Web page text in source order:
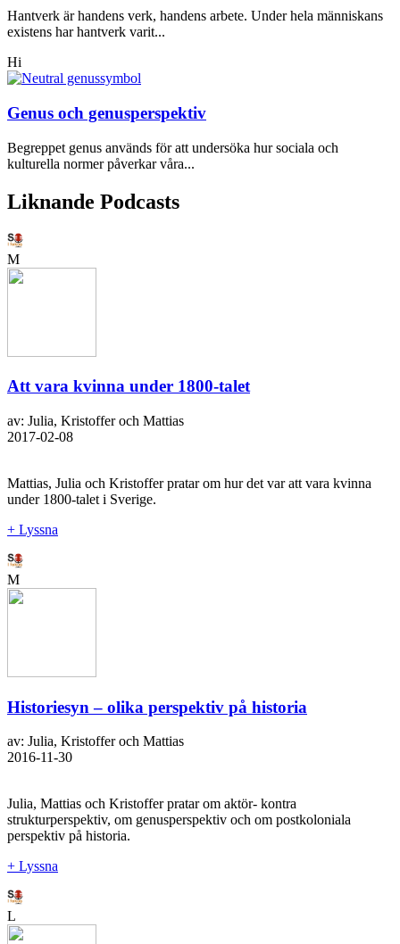
Hantverk är handens verk, handens arbete. Under hela människans
existens har hantverk varit...
Hi
Genus och genusperspektiv
Begreppet genus används för att undersöka hur sociala och
kulturella normer påverkar våra...
Liknande Podcasts
M
Att vara kvinna under 1800-talet
av: Julia, Kristoffer och Mattias
2017-02-08
Mattias, Julia och Kristoffer pratar om hur det var att vara kvinna
under 1800-talet i Sverige.
+ Lyssna
M
Historiesyn – olika perspektiv på historia
av: Julia, Kristoffer och Mattias
2016-11-30
Julia, Mattias och Kristoffer pratar om aktör- kontra
strukturperspektiv, om genusperspektiv och om postkoloniala
perspektiv på historia.
+ Lyssna
L